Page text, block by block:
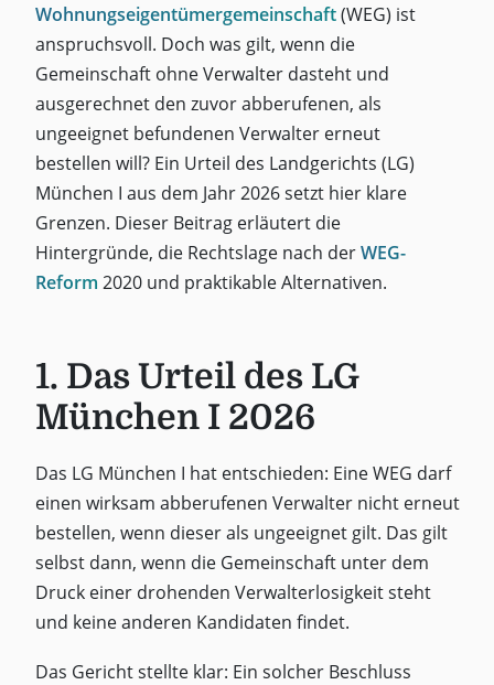
Wohnungseigentümergemeinschaft(WEG) ist
anspruchsvoll. Doch was gilt, wenn die
Gemeinschaft ohne Verwalter dasteht und
ausgerechnet den zuvor abberufenen, als
ungeeignet befundenen Verwalter erneut
bestellen will? Ein Urteil des Landgerichts (LG)
München I aus dem Jahr 2026 setzt hier klare
Grenzen. Dieser Beitrag erläutert die
Hintergründe, die Rechtslage nach derWEG-
Reform 2020 und praktikable Alternativen.
1. Das Urteil des LG
München I 2026
Das LG München I hat entschieden: Eine WEG darf
einen wirksam abberufenen Verwalter nicht erneut
bestellen, wenn dieser als ungeeignet gilt. Das gilt
selbst dann, wenn die Gemeinschaft unter dem
Druck einer drohenden Verwalterlosigkeit steht
und keine anderen Kandidaten findet.
Das Gericht stellte klar: Ein solcher Beschluss